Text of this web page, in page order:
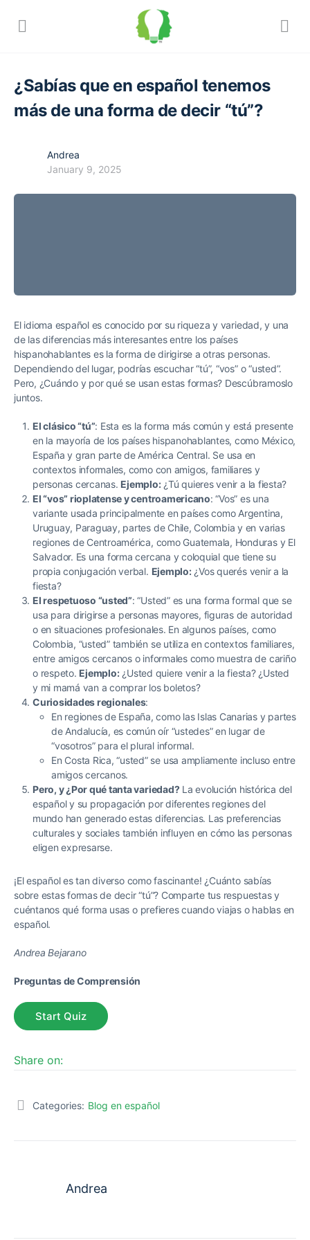
¿Sabías que en español tenemos
más de una forma de decir “tú”?
Andrea
January 9, 2025
El idioma español es conocido por su riqueza y variedad, y una
de las diferencias más interesantes entre los países
hispanohablantes es la forma de dirigirse a otras personas.
Dependiendo del lugar, podrías escuchar “tú”, “vos” o “usted”.
Pero, ¿Cuándo y por qué se usan estas formas? Descúbramoslo
juntos.
El clásico “tú”: Esta es la forma más común y está presente
en la mayoría de los países hispanohablantes, como México,
España y gran parte de América Central. Se usa en
contextos informales, como con amigos, familiares y
personas cercanas. Ejemplo:¿Tú quieres venir a la fiesta?
El “vos” rioplatense y centroamericano: “Vos” es una
variante usada principalmente en países como Argentina,
Uruguay, Paraguay, partes de Chile, Colombia y en varias
regiones de Centroamérica, como Guatemala, Honduras y El
Salvador. Es una forma cercana y coloquial que tiene su
propia conjugación verbal. Ejemplo:¿Vos querés venir a la
fiesta?
El respetuoso “usted”: “Usted” es una forma formal que se
usa para dirigirse a personas mayores, figuras de autoridad
o en situaciones profesionales. En algunos países, como
Colombia, “usted” también se utiliza en contextos familiares,
entre amigos cercanos o informales como muestra de cariño
o respeto. Ejemplo:¿Usted quiere venir a la fiesta? ¿Usted
y mi mamá van a comprar los boletos?
Curiosidades regionales:
En regiones de España, como las Islas Canarias y partes
de Andalucía, es común oír “ustedes” en lugar de
“vosotros” para el plural informal.
En Costa Rica, “usted” se usa ampliamente incluso entre
amigos cercanos.
Pero, y ¿Por qué tanta variedad?La evolución histórica del
español y su propagación por diferentes regiones del
mundo han generado estas diferencias. Las preferencias
culturales y sociales también influyen en cómo las personas
eligen expresarse.
¡El español es tan diverso como fascinante! ¿Cuánto sabías
sobre estas formas de decir “tú”? Comparte tus respuestas y
cuéntanos qué forma usas o prefieres cuando viajas o hablas en
español.
Andrea Bejarano
Preguntas de Comprensión
Share on:
Categories: Blog en español
Andrea